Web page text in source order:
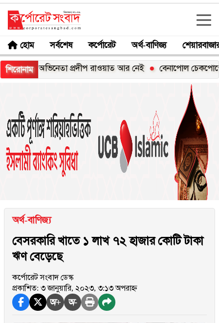
হোম সর্বশেষ কর্পোরেট অর্থ-বাণিজ্য
শিরোনাম
অভিনেতা প্রদীপ রাওয়াত আর নেই বেনাপোল চেকপোস্টে
অর্থ-বাণিজ্য
বেসরকারি খাতে ১ লাখ ৭২ হাজার কোটি টাকা
ঋণ বেড়েছে
কর্পোরেট সংবাদ ডেস্ক
প্রকাশিত: ৩ জানুয়ারি, ২০২৩, ৩:১৩ অপরাহ্ন
অ+ অ-